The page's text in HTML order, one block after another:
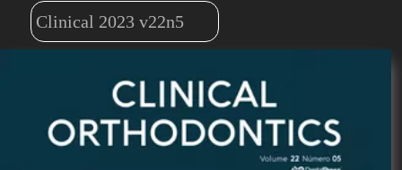
Clinical 2023 v22n5